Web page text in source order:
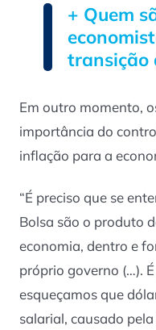
+ Quem
transição
Em outro momento,
importância do
inflação para a
“É preciso que se
Bolsa são o produto
economia, dentro e
próprio governo (…).
esqueçamos que
salarial, causado